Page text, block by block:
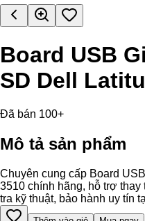
Board USB
SD Dell
Đã bán 100+
Mô tả sản phẩm
Chuyên cung cấp Board
3510 chính hãng, hỗ trợ
tra kỹ thuật, bảo hành uy tín